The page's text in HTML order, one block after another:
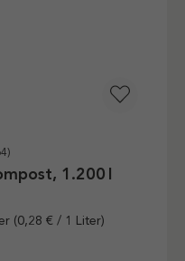
1.200 l
(0,28 € / 1 Liter)